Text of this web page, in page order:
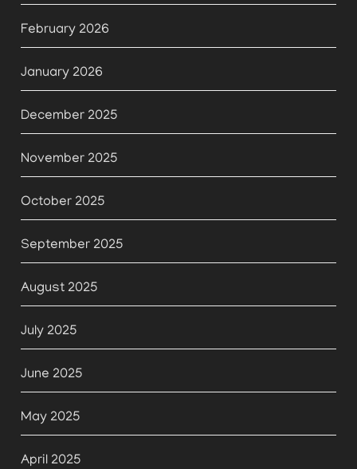
February 2026
January 2026
December 2025
November 2025
October 2025
September 2025
August 2025
July 2025
June 2025
May 2025
April 2025